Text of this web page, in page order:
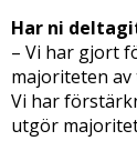
Har ni
– Vi har gjort
majoriteten
Vi har
utgör